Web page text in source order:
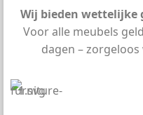
Wij bieden wettelijke
Voor alle meubels
dagen –